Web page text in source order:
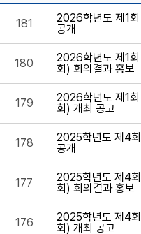
181
2026학년도 제1회
공개
180
2026학년도 제1
회) 회의결과 홍보
179
2026학년도 제1
회) 개최 공고
178
2025학년도 제4
공개
177
2025학년도 제4회
회) 회의결과 홍보
176
2025학년도 제4회
회) 개최 공고